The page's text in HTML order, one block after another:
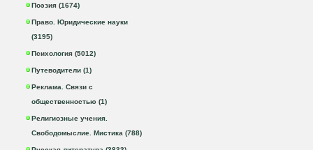
Поэзия (1674)
Право. Юридические науки
(3195)
Психология (5012)
Путеводители (1)
Реклама. Связи с
общественностью (1)
Религиозные учения.
Свободомыслие. Мистика (788)